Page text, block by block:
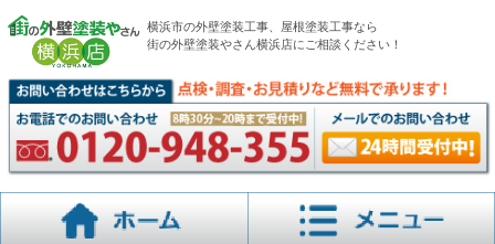
横浜市の外壁塗装工事、屋根塗装工事なら
街の外壁塗装やさん横浜店にご相談ください！